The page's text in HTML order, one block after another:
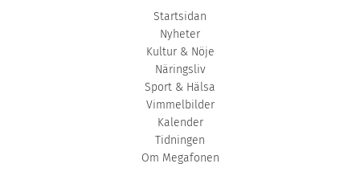
Startsidan
Nyheter
Kultur & Nöje
Näringsliv
Sport & Hälsa
Vimmelbilder
Kalender
Tidningen
Om Megafonen